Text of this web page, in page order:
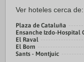
Ver hoteles cerca de:
Plaza de Cataluña
Ensanche Izdo-Hospital
El Raval
El Born
Sants - Montjuic